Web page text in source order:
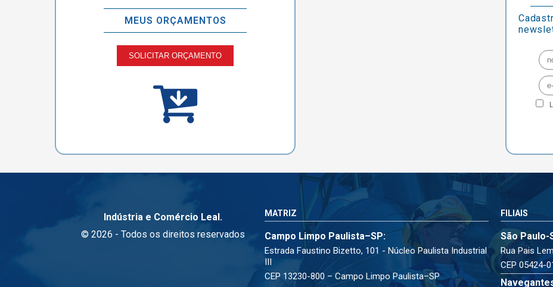
MEUS ORÇAMENTOS
SOLICITAR ORÇAMENTO
Indústria e Comércio Leal.
© 2026 - Todos os direitos reservados
MATRIZ
Campo Limpo Paulista–SP:
Estrada Faustino Bizetto, 101 - Núcleo Paulista Industrial
III
CEP 13230-800 – Campo Limpo Paulista–SP
FILIAIS
São Paulo-
Rua Pais
CEP 05424-